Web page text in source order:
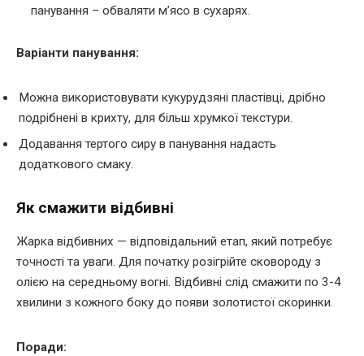
панування – обваляти м’ясо в сухарях.
Варіанти панування:
Можна використовувати кукурудзяні пластівці, дрібно
подрібнені в крихту, для більш хрумкої текстури.
Додавання тертого сиру в панування надасть
додаткового смаку.
Як смажити відбивні
Жарка відбивних — відповідальний етап, який потребує
точності та уваги. Для початку розігрійте сковороду з
олією на середньому вогні. Відбивні слід смажити по 3-4
хвилини з кожного боку до появи золотистої скоринки.
Поради: